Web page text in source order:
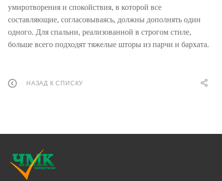
умиротворения и спокойствия, в которой все
составляющие, согласовываясь, должны дополнять один
одного. Для спальни, реализованной в строгом стиле,
больше всего подходят тяжелые шторы из парчи и бархата.
НАЗАД К СПИСКУ